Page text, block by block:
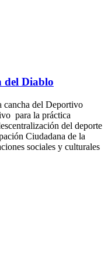
del Diablo
cancha del Deportivo
para la práctica
del deporte
Ciudadana de la
sociales y culturales